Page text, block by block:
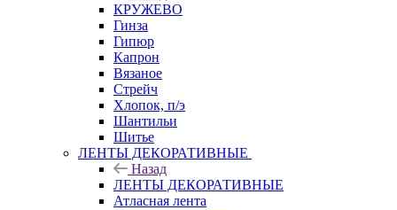
КРУЖЕВО
Гинза
Гипюр
Капрон
Вязаное
Стрейч
Хлопок, п/э
Шантильи
Шитье
ЛЕНТЫ ДЕКОРАТИВНЫЕ
Назад
ЛЕНТЫ ДЕКОРАТИВНЫЕ
Атласная лента